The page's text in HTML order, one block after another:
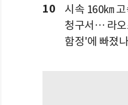
10
시속 160㎞
청구서… 라오
함정'에 빠졌나